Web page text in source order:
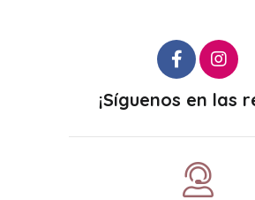
¡Síguenos en las